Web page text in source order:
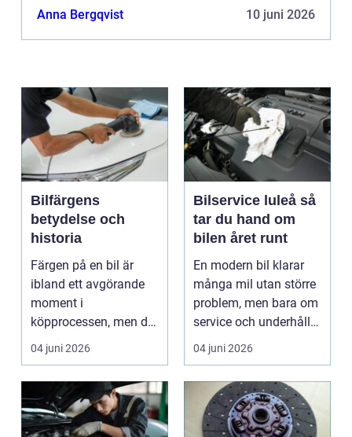
förlänga dess livslängd, förhindra kostsamma
Anna Bergqvist 10 juni 2026
Bilfärgens
betydelse och
historia
Färgen på en bil är
ibland ett avgörande
moment i
köpprocessen, men det
ha...
04 juni 2026
Bilservice luleå så
tar du hand om
bilen året runt
En modern bil klarar
många mil utan större
problem, men bara om
service och underhåll
sköts i tid. I...
04 juni 2026